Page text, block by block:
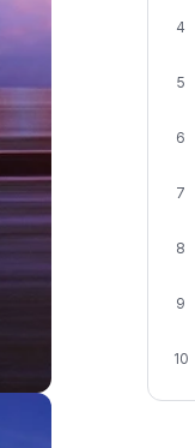
4
5
6
7
8
9
10